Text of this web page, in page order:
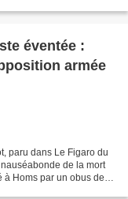
éventée :
armée
paru dans Le Figaro du
de la mort
à Homs par un obus de